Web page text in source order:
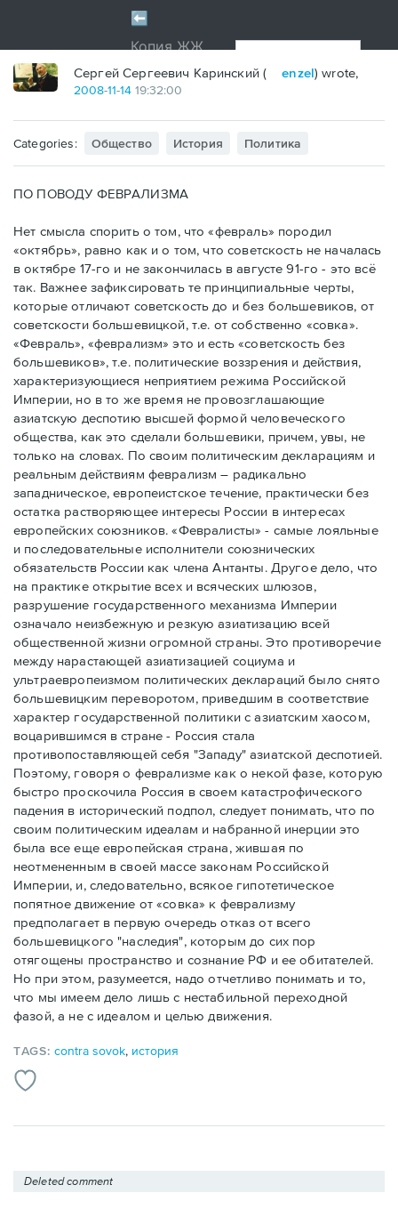
Сергей Сергеевич Каринский ( enzel) wrote,
2008-11-14 19:32:00
Categories: Общество История Политика
ПО ПОВОДУ ФЕВРАЛИЗМА
Нет смысла спорить о том, что «февраль» породил
«октябрь», равно как и о том, что советскость не началась
в октябре 17-го и не закончилась в августе 91-го - это всё
так. Важнее зафиксировать те принципиальные черты,
которые отличают советскость до и без большевиков, от
советскости большевицкой, т.е. от собственно «совка».
«Февраль», «феврализм» это и есть «советскость без
большевиков», т.е. политические воззрения и действия,
характеризующиеся неприятием режима Российской
Империи, но в то же время не провозглашающие
азиатскую деспотию высшей формой человеческого
общества, как это сделали большевики, причем, увы, не
только на словах. По своим политическим декларациям и
реальным действиям феврализм – радикально
западническое, европеистское течение, практически без
остатка растворяющее интересы России в интересах
европейских союзников. «Февралисты» - самые лояльные
и последовательные исполнители союзнических
обязательств России как члена Антанты. Другое дело, что
на практике открытие всех и всяческих шлюзов,
разрушение государственного механизма Империи
означало неизбежную и резкую азиатизацию всей
общественной жизни огромной страны. Это противоречие
между нарастающей азиатизацией социума и
ультраевропеизмом политических деклараций было снято
большевицким переворотом, приведшим в соответствие
характер государственной политики с азиатским хаосом,
воцарившимся в стране - Россия стала
противопоставляющей себя "Западу" азиатской деспотией.
Поэтому, говоря о феврализме как о некой фазе, которую
быстро проскочила Россия в своем катастрофического
падения в исторический подпол, следует понимать, что по
своим политическим идеалам и набранной инерции это
была все еще европейская страна, жившая по
неотмененным в своей массе законам Российской
Империи, и, следовательно, всякое гипотетическое
попятное движение от «совка» к феврализму
предполагает в первую очередь отказ от всего
большевицкого "наследия", которым до сих пор
отягощены пространство и сознание РФ и ее обитателей.
Но при этом, разумеется, надо отчетливо понимать и то,
что мы имеем дело лишь с нестабильной переходной
фазой, а не с идеалом и целью движения.
TAGS:contra sovok, история
Deleted comment